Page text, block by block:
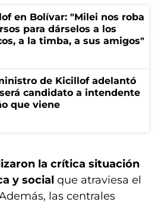
en Bolívar: "Milei nos roba
para dárselos a los
a la timba, a sus amigos"
de Kicillof adelantó
candidato a intendente
que viene
la crítica situación
y social que atraviesa el
las centrales